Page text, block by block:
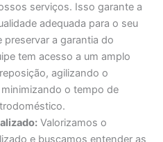
serviços. Isso garante a
adequada para o seu
preservar a garantia do
tem acesso a um amplo
agilizando o
o tempo de
Valorizamos o